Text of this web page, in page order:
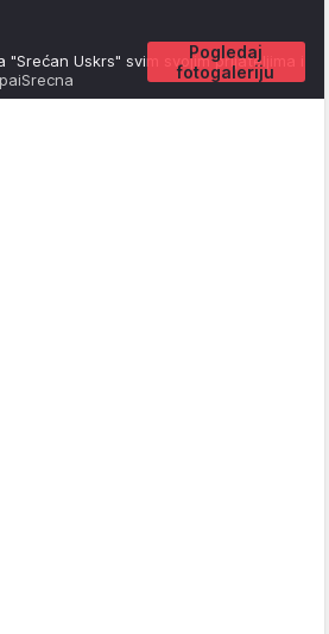
Pogledaj
fotogaleriju
Uskrs" svim svojim prijateljima i